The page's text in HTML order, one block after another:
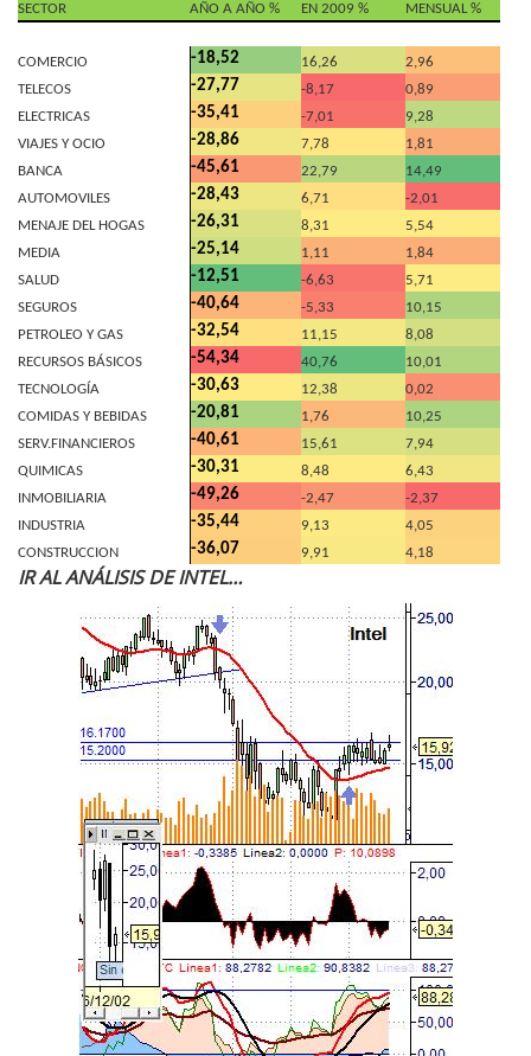
SECTOR AÑO A AÑO % EN 2009 % MENSUAL %
COMERCIO -18,52 16,26
2,96
TELECOS
-27,77 -8,17
0,89
ELECTRICAS
-35,41 -7,01
9,28
VIAJES Y OCIO
-28,86 7,78
1,81
BANCA
-45,61 22,79
14,49
AUTOMOVILES
-28,43 6,71
-2,01
MENAJE DEL HOGAS
-26,31 8,31
5,54
MEDIA
-25,14 1,11
1,84
SALUD
-12,51 -6,63
5,71
SEGUROS
-40,64 -5,33
10,15
PETROLEO Y GAS
-32,54 11,15
8,08
RECURSOS BÁSICOS
-54,34 40,76
10,01
TECNOLOGÍA
-30,63 12,38
0,02
COMIDAS Y BEBIDAS
-20,81 1,76
10,25
SERV.FINANCIEROS
-40,61 15,61
7,94
QUIMICAS
-30,31 8,48
6,43
INMOBILIARIA
-49,26 -2,47
-2,37
INDUSTRIA
-35,44 9,13
4,05
CONSTRUCCION
-36,07 9,91 4,18
IR AL ANÁLISIS DE INTEL…